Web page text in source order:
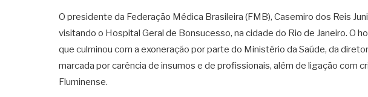
O presidente da Federação Médica Brasileira (FMB), Casemiro dos Reis
visitando o Hospital Geral de Bonsucesso, na cidade do Rio de Janeiro. O
que culminou com a exoneração por parte do Ministério da Saúde, da
marcada por carência de insumos e de profissionais, além de ligação com
Fluminense.